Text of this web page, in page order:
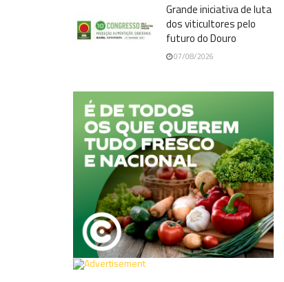
Grande iniciativa de luta
dos viticultores pelo
futuro do Douro
07/08/2026